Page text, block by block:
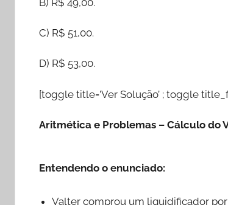
C) R$ 51,00.
D) R$ 53,00.
[toggle title=’Ver Solução’ ; toggle
Aritmética e Problemas – Cálculo do
Entendendo o enunciado:
Valter comprou um liquidificador por